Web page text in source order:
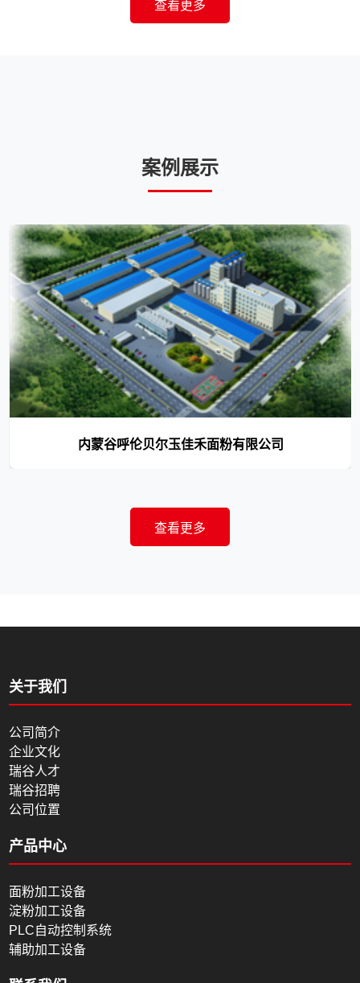
查看更多
案例展示
内蒙谷呼伦贝尔玉佳禾面粉有限公司
查看更多
关于我们
公司简介
企业文化
瑞谷人才
瑞谷招聘
公司位置
产品中心
面粉加工设备
淀粉加工设备
PLC自动控制系统
辅助加工设备